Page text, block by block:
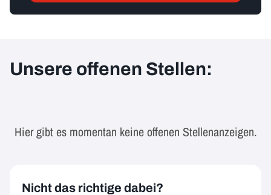
Unsere offenen Stellen:
Hier gibt es momentan keine offenen Stellenanzeigen.
Nicht das richtige dabei?